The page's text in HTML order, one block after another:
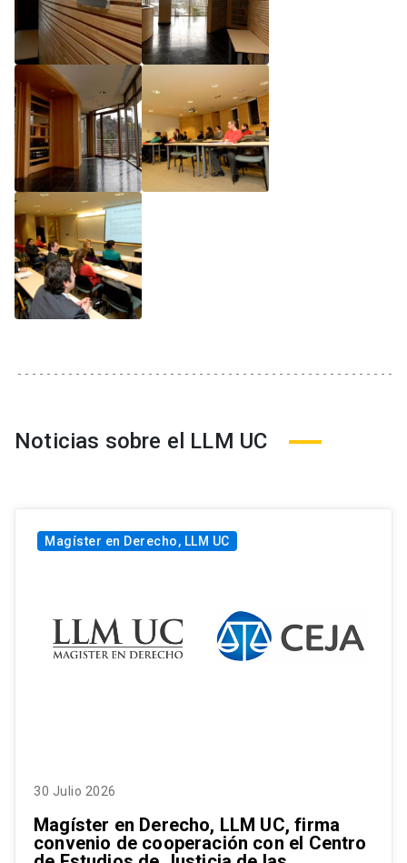
Noticias sobre el LLM UC
Magíster en Derecho, LLM UC
30 Julio 2026
Magíster en Derecho, LLM UC, firma
convenio de cooperación con el Centro